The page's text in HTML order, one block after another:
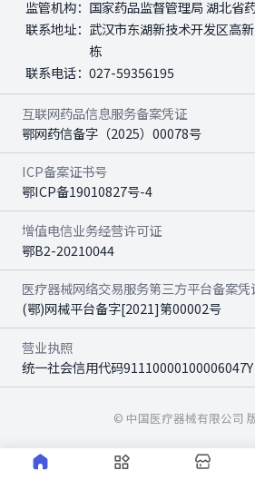
监管机构： 国家药品监督管理局 湖北省
联系地址： 武汉市东湖新技术开发区高
栋
联系电话： 027-59356195
互联网药品信息服务备案凭证
鄂网药信备字（2025）00078号
ICP备案证书号
鄂ICP备19010827号-4
增值电信业务经营许可证
鄂B2-20210044
医疗器械网络交易服务第三方平台备案凭
(鄂)网械平台备字[2021]第00002号
营业执照
统一社会信用代码91110000100006047Y
© 中国医疗器械有限公司